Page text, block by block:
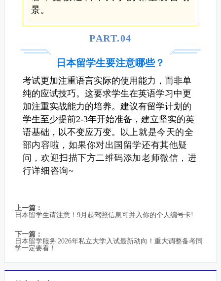
景。
PART.04
日本留学生要注意哪些？
考试更加注重语言实际的使用能力，而非单
纯的应试技巧。这要求学生在英语学习中更
加注重实战能力的培养。 建议有留学计划的
学生至少提前2-3年开始准备，建立坚实的英
语基础，以不变应万变。 以上就是今天的全
部内容啦，如果你对出国留学还有其他疑
问，欢迎扫描下方二维码添加老师微信，进
行详细咨询~
上一篇：
日本留学生请注意！9月起驾照信息可并入你的个人编号卡!
下一篇：
日本留学服务|2026年私立大学入试最新动向！重大调整备考同
学一定要看！